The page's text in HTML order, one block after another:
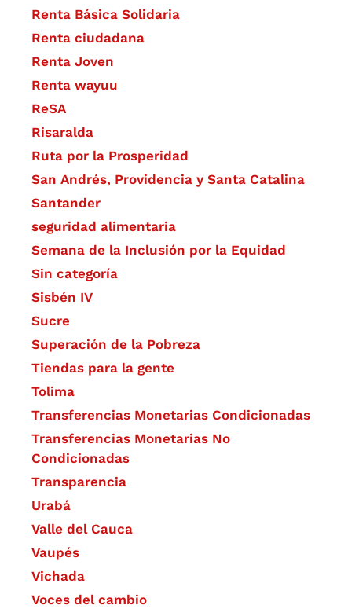
Renta Básica Solidaria
Renta ciudadana
Renta Joven
Renta wayuu
ReSA
Risaralda
Ruta por la Prosperidad
San Andrés, Providencia y Santa Catalina
Santander
seguridad alimentaria
Semana de la Inclusión por la Equidad
Sin categoría
Sisbén IV
Sucre
Superación de la Pobreza
Tiendas para la gente
Tolima
Transferencias Monetarias Condicionadas
Transferencias Monetarias No
Condicionadas
Transparencia
Urabá
Valle del Cauca
Vaupés
Vichada
Voces del cambio